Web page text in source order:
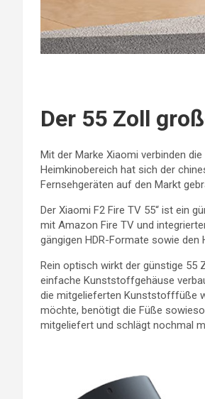
Der 55 Zoll
Mit der Marke Xiaomi verbinden
Heimkinobereich hat sich der
Fernsehgeräten auf den Markt
Der Xiaomi F2 Fire TV 55“ ist ein
mit Amazon Fire TV und
gängigen HDR-Formate sowie den
Rein optisch wirkt der günstige 55
einfache Kunststoffgehäuse
die mitgelieferten Kunststofffüße
möchte, benötigt die Füße
mitgeliefert und schlägt nochmal